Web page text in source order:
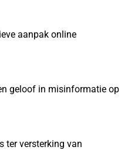
aanpak online
geloof in misinformatie op
ter versterking van